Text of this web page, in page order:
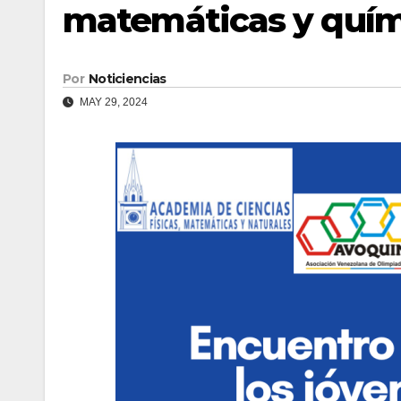
matemáticas y
Por Noticiencias
MAY 29, 2024